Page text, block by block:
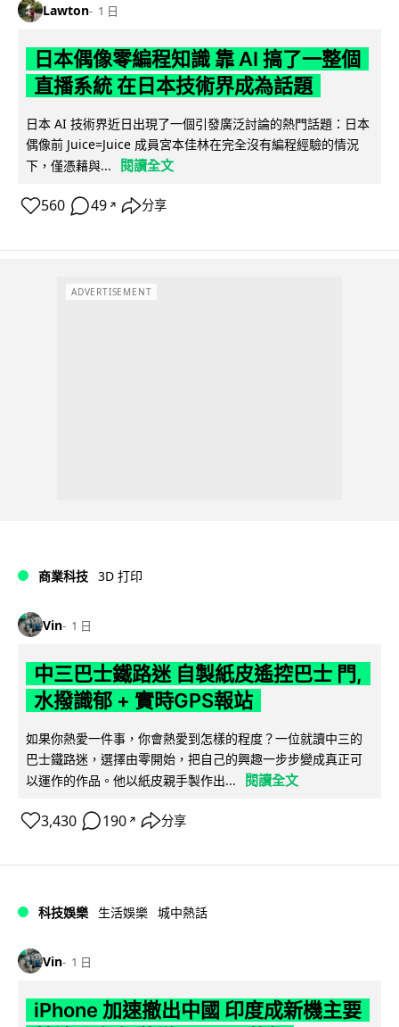
Lawton 1 日
日本偶像零編程知識 靠 AI 搞了一整個
直播系統 在日本技術界成為話題
日本 AI 技術界近日出現了一個引發廣泛討論的熱門話題：日本
偶像前 Juice=Juice 成員宮本佳林在完全沒有編程經驗的情況
下，僅憑藉與...
閱讀全文
560 49 ↗ 分享
ADVERTISEMENT
商業科技 3D 打印
Vin 1 日
中三巴士鐵路迷 自製紙皮遙控巴士 門,
水撥識郁 + 實時GPS報站
如果你熱愛一件事，你會熱愛到怎樣的程度？一位就讀中三的
巴士鐵路迷，選擇由零開始，把自己的興趣一步步變成真正可
以運作的作品。他以紙皮親手製作出...
閱讀全文
3,430 190 ↗ 分享
科技娛樂 生活娛樂 城中熱話
Vin 1 日
iPhone 加速撤出中國 印度成新機主要